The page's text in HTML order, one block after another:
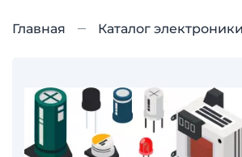
Главная Каталог электроники